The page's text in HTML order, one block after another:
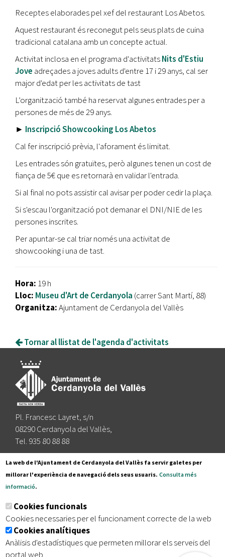
Receptes elaborades pel xef del restaurant Los Abetos.
Aquest restaurant és reconegut pels seus plats de cuina
tradicional catalana amb un concepte actual.
Activitat inclosa en el programa d'activitatsNits d'Estiu
Jove adreçades a joves adults d'entre 17 i 29 anys, cal ser
major d'edat per les activitats de tast
L’organització també ha reservat algunes entrades per a
persones de més de 29 anys.
► Inscripció Showcooking Los Abetos
Cal fer inscripció prèvia, l'aforament és limitat.
Les entrades són gratuïtes, però algunes tenen un cost de
fiança de 5€ que es retornarà en validar l'entrada.
Si al final no pots assistir cal avisar per poder cedir la plaça.
Si s'escau l'organització pot demanar el DNI/NIE de les
persones inscrites.
Per apuntar-se cal triar només una activitat de
showcooking i una de tast.
Hora: 19 h
Lloc: Museu d'Art de Cerdanyola (carrer Sant Martí, 88)
Organitza:Ajuntament de Cerdanyola del Vallès
Tornar al llistat de l'agenda d'activitats
Pl. Francesc Layret, s/n
08290 Cerdanyola del Vallès,
Tel. 935 80 88 88
Segueix-nos a:
Subscriu-te al nostre butlletí
Inici | Avís legal | Protecció de dades
| Accessibilitat
La web de l'Ajuntament de Cerdanyola del Vallès fa servir galetes per
millorar l'experiència de navegació dels seus usuaris. Consulta més
informació.
Cookies funcionals
Cookies necessaries per el funcionament correcte de la web
Cookies analítiques
Anàlisis d'estadístiques que permeten millorar els serveis del
portal web